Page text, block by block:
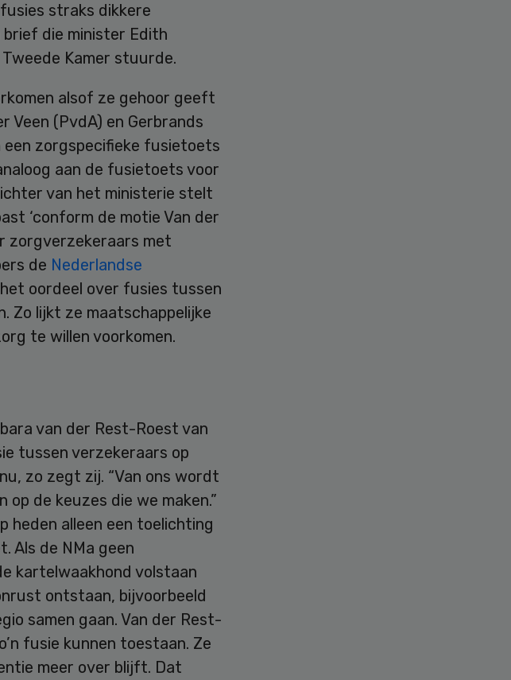
straks dikkere
die minister Edith
Kamer stuurde.
alsof ze gehoor geeft
Veen (PvdA) en Gerbrands
een zorgspecifieke fusietoets
aan de fusietoets voor
van het ministerie stelt
‘conform de motie Van der
zorgverzekeraars met
de Nederlandse
het oordeel over fusies tussen
Zo lijkt ze maatschappelijke
te willen voorkomen.
van der Rest-Roest van
tussen verzekeraars op
zo zegt zij. “Van ons wordt
de keuzes die we maken.”
alleen een toelichting
Als de NMa geen
kartelwaakhond volstaan
ontstaan, bijvoorbeeld
samen gaan. Van der Rest-
fusie kunnen toestaan. Ze
meer over blijft. Dat